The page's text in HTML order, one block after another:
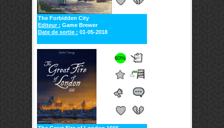
The Forbidden City
Editeur : Game Brewer
Date de sortie : 01-05-2018
60%